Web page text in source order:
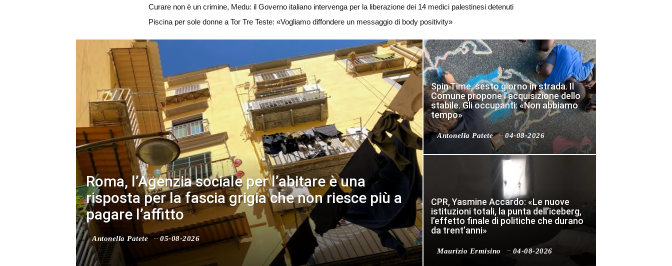
Curare non è un crimine, Medu: il Governo italiano intervenga per la liberazione dei 14 medici palestinesi detenuti
Piscina per sole donne a Tor Tre Teste: «Vogliamo diffondere un messaggio di body positivity»
Roma, l’Agenzia sociale per l’abitare è una
risposta per la fascia grigia che non riesce più a
pagare l’affitto
Antonella Patete 05-08-2026
Spin Time, sesto giorno in strada. Il
Comune propone l’acquisizione dello
stabile. Gli occupanti: «Non abbiamo
tempo»
Antonella Patete 04-08-2026
CPR, Yasmine Accardo: «Le nuove
istituzioni totali, la punta dell’iceberg,
l’effetto finale di politiche che durano
da trent’anni»
Maurizio Ermisino 04-08-2026